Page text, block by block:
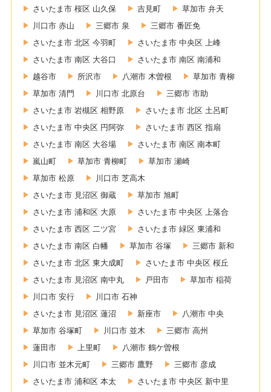
さいたま市 桜区 山久保
吉見町
草加市 弁天
川口市 赤山
三郷市 泉
三郷市 番匠免
さいたま市 北区 今羽町
さいたま市 中央区 上峰
さいたま市 南区 大谷口
さいたま市 南区 南浦和
越谷市
所沢市 八潮市 木曽根
草加市 青柳
草加市 清門
川口市 北原台
三郷市 市助
さいたま市 岩槻区 相野原
さいたま市 北区 土呂町
さいたま市 中央区 円阿弥
さいたま市 西区 指扇
さいたま市 南区 大谷場
さいたま市 南区 南本町
嵐山町
草加市 青柳町
草加市 瀬崎
草加市 松原
川口市 芝高木
さいたま市 見沼区 御蔵
草加市 旭町
さいたま市 浦和区 大原
さいたま市 中央区 上落合
さいたま市 西区 二ツ宮
さいたま市 緑区 東浦和
さいたま市 南区 白幡
草加市 谷塚
三郷市 新和
さいたま市 北区 東大成町
さいたま市 中央区 桜丘
さいたま市 見沼区 南中丸
戸田市
草加市 稲荷
川口市 安行
川口市 石神
さいたま市 見沼区 蓮沼
新座市
八潮市 中央
草加市 谷塚町
川口市 並木
三郷市 高州
蓮田市
上里町
八潮市 鶴ケ曽根
川口市 並木元町
三郷市 鷹野
三郷市 彦成
さいたま市 浦和区 本太
さいたま市 中央区 新中里